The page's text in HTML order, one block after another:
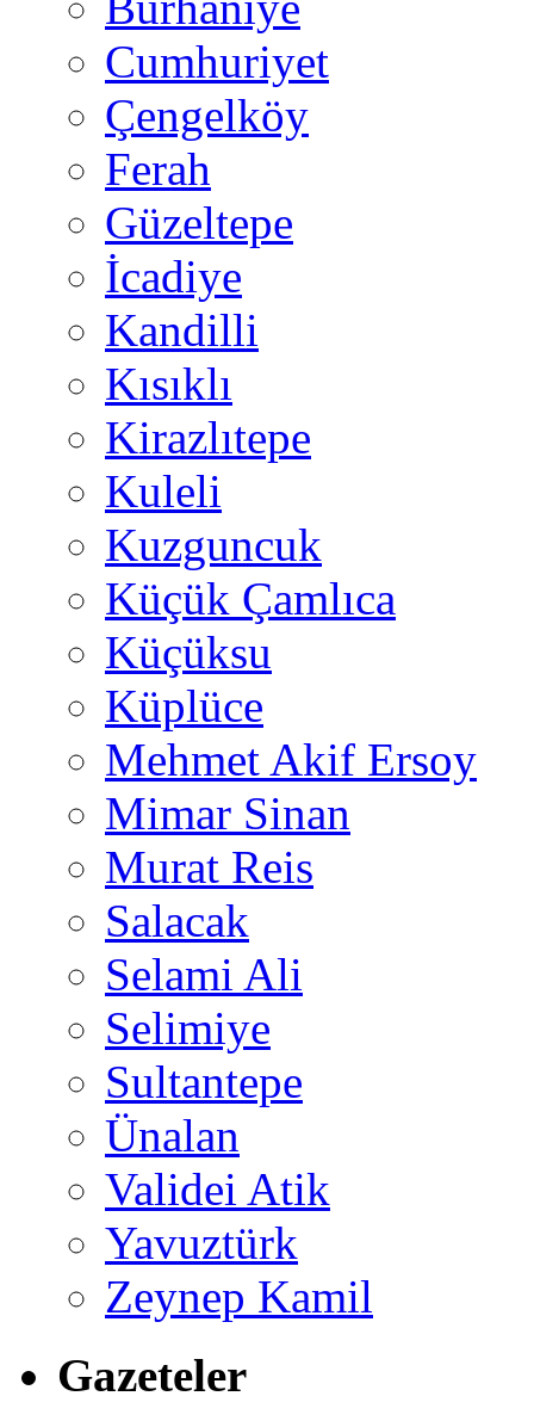
Cumhuriyet
Çengelköy
Ferah
Güzeltepe
İcadiye
Kandilli
Kısıklı
Kirazlıtepe
Kuleli
Kuzguncuk
Küçük Çamlıca
Küçüksu
Küplüce
Mehmet Akif Ersoy
Mimar Sinan
Murat Reis
Salacak
Selami Ali
Selimiye
Sultantepe
Ünalan
Validei Atik
Yavuztürk
Zeynep Kamil
Gazeteler